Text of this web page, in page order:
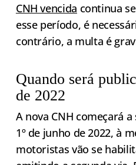
CNH vencida continua
esse período, é
contrário, a multa é
Quando será
de 2022
A nova CNH começará
1º de junho de 2022, à
motoristas vão se